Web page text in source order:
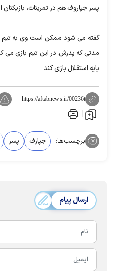
پسر جپاروف هم در تمرینات،
گفته می شود ممکن است وی به تیم
مدتی که پدرش در این تیم بازی می
پایه استقلال بازی کند
https://aftabnews.ir/00236t
برچسب‌ها: جپارف پسر
ارسال پیام